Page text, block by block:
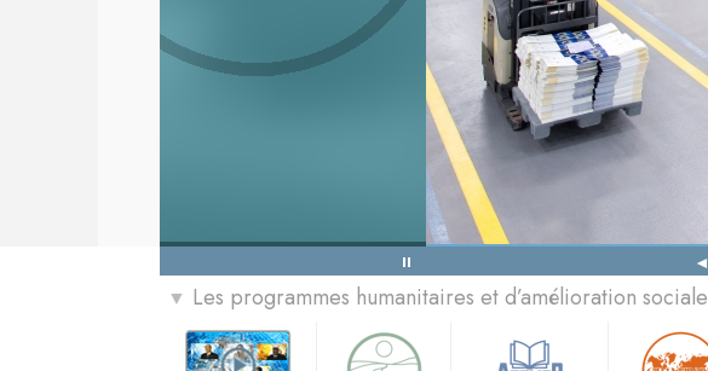
▼ Les programmes humanitaires et d’amélioration sociale